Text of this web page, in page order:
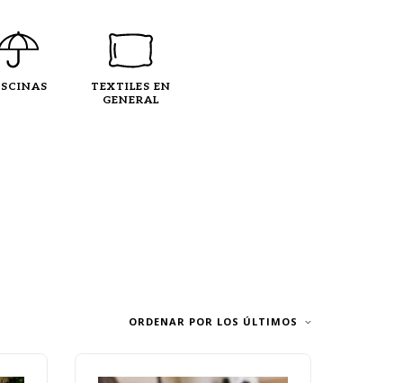
TEXTILES EN
GENERAL
ORDENAR POR LOS ÚLTIMOS